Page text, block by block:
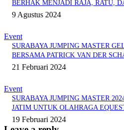
BERHAK MENJADI RAJA, RATU,
9 Agustus 2024
Event
SURABAYA JUMPING MASTER
BERSAMA PATRICK VAN DER
21 Februari 2024
Event
SURABAYA JUMPING MASTER
JATIM UNTUK OLAHRAGA
19 Februari 2024